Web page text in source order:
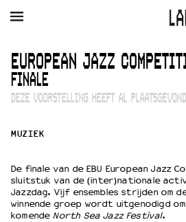
AGENDA FILM MUZIEK RESTAURANT
Winkelmandje
Openingstijden & contact
Kaartverkoop
EUROPEAN JAZZ
FINALE
DEZE VOORSTELLING HEEFT AL
MUZIEK
De finale van de EBU European Jazz
sluitstuk van de (inter)nationale
Jazzdag. Vijf ensembles strijden om
winnende groep wordt uitgenodigd
komende North Sea Jazz Festival.